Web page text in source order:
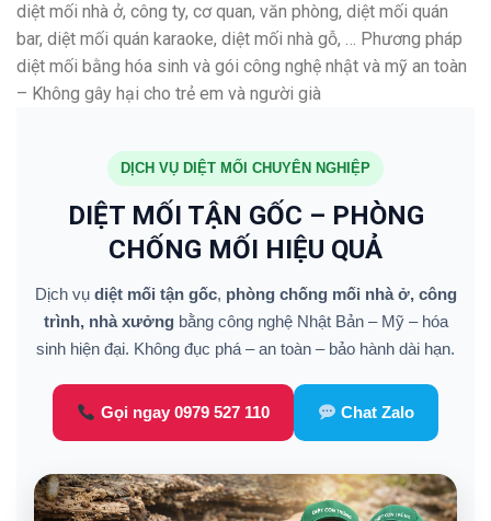
diệt mối nhà ở, công ty, cơ quan, văn phòng, diệt mối quán
bar, diệt mối quán karaoke, diệt mối nhà gỗ, … Phương pháp
diệt mối bằng hóa sinh và gói công nghệ nhật và mỹ an toàn
– Không gây hại cho trẻ em và người già
DỊCH VỤ DIỆT MỐI CHUYÊN NGHIỆP
DIỆT MỐI TẬN GỐC – PHÒNG
CHỐNG MỐI HIỆU QUẢ
Dịch vụ diệt mối tận gốc, phòng chống mối nhà ở, công
trình, nhà xưởngbằng công nghệ Nhật Bản – Mỹ – hóa
sinh hiện đại. Không đục phá – an toàn – bảo hành dài hạn.
Gọi ngay 0979 527 110 Chat Zalo